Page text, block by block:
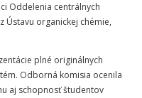
Oddelenia centrálnych
z Ústavu organickej chémie,
plné originálnych
Odborná komisia ocenila
aj schopnosť študentov